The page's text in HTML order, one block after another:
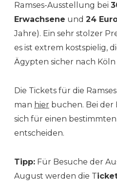
Ramses-Ausstellung bei
Erwachsene und 24
Jahre). Ein sehr stolzer
es ist extrem kostspielig,
Ägypten sicher nach
Die Tickets für die
man hier buchen. Bei
sich für einen
entscheiden.
Tipp: Für Besuche der
August werden die T